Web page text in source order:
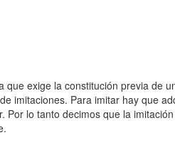
exige la constitución previa de
imitaciones. Para imitar hay que
Por lo tanto decimos que la